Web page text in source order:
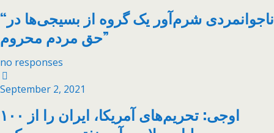
“ناجوانمردی شرم‌آور یک گروه از بسیجی‌ها در
حق مردم محروم”
no responses
September 2, 2021
اوجی: تحریم‌های آمریکا، ایران را از ۱۰۰